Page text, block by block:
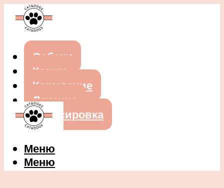
Собаки
Кошки
Кормление
Лечение
Дрессировка
Меню
Меню